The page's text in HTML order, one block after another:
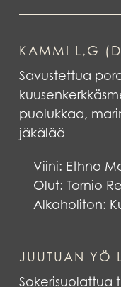
KAMMI L,G
Savustettua
puolukkaa,
jäkälää
Viini: Ethno
Olut: Tornio
Alkoholiton:
JUUTUAN YÖ
Sokerisuolattua